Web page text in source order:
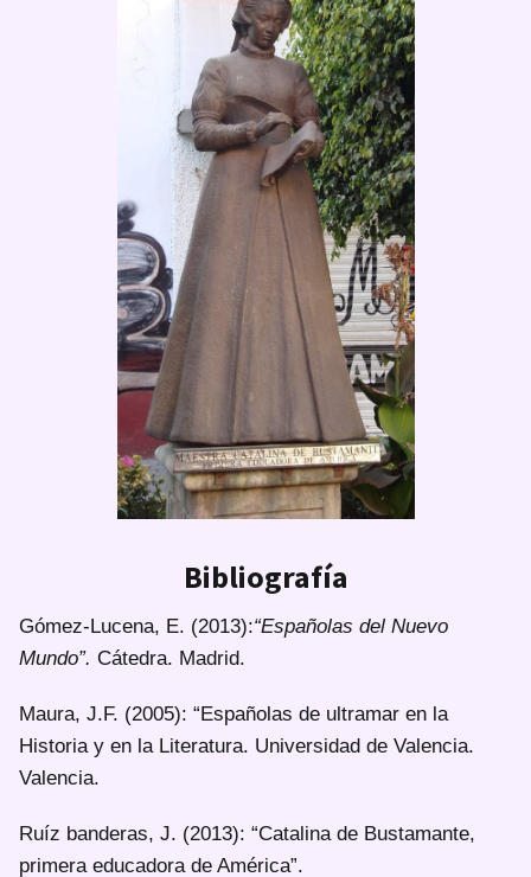
Bibliografía
Gómez-Lucena, E. (2013):“Españolas del Nuevo
Mundo”. Cátedra. Madrid.
Maura, J.F. (2005): “Españolas de ultramar en la
Historia y en la Literatura. Universidad de Valencia.
Valencia.
Ruíz banderas, J. (2013): “Catalina de Bustamante,
primera educadora de América”.